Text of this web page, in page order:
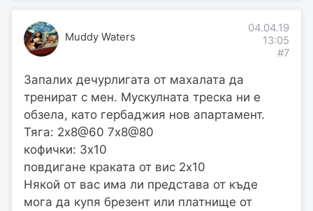
Muddy Waters
04.04.19
13:05
#7
Запалих дечурлигата от махалата да
тренират с мен. Мускулната треска ни е
обзела, като гербаджия нов апартамент.
Тяга: 2х8@60 7х8@80
кофички: 3х10
повдигане краката от вис 2х10
Някой от вас има ли представа от къде
мога да купя брезент или платнище от